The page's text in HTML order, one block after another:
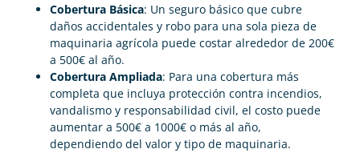
Cobertura Básica: Un seguro básico que cubre
daños accidentales y robo para una sola pieza de
maquinaria agrícola puede costar alrededor de 200€
a 500€ al año.
Cobertura Ampliada: Para una cobertura más
completa que incluya protección contra incendios,
vandalismo y responsabilidad civil, el costo puede
aumentar a 500€ a 1000€ o más al año,
dependiendo del valor y tipo de maquinaria.